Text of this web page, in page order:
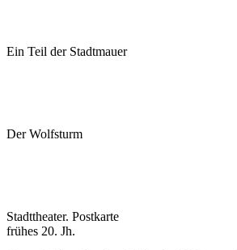
Ein Teil der Stadtmauer
Der Wolfsturm
Stadttheater. Postkarte
frühes 20. Jh.